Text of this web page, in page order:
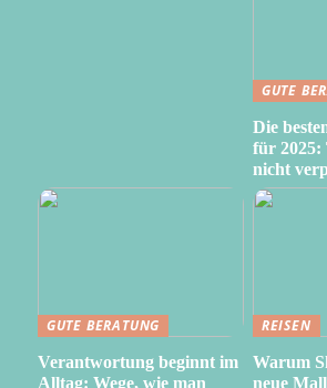
GUTE
Die
für 2025:
nicht
GUTE BERATUNG
Verantwortung beginnt im
Alltag: Wege, wie man
REISEN
Warum
neue